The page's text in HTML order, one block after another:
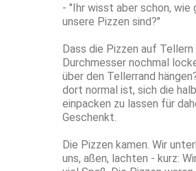
- "Ihr wisst aber schon, wie
unsere Pizzen sind?"
Dass die Pizzen auf
Durchmesser nochmal
über den Tellerrand
dort normal ist, sich die
einpacken zu lassen für
Geschenkt.
Die Pizzen kamen. Wir
uns, aßen, lachten - kurz: